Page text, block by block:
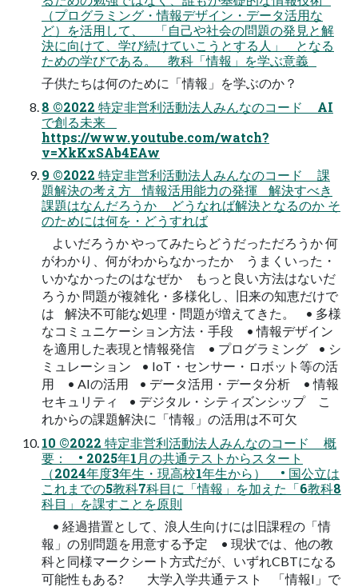
（プログラミング・情報デザイン・データ活用な
ど）を活用して、 「自己や社会の問題の発見と解
決に向けて、学び続けていこうとする人」 となる
ための学びである。 教科「情報」を学ぶ意義
子供たちは何のために「情報」を学ぶのか？
8 ©2022 特定非営利活動法人みんなのコード AI
で創る未来
https://www.youtube.com/watch?
v=XkKxSAb4EAw
9 ©2022 特定非営利活動法人みんなのコード 課
題解決の考え方 情報活用能力の発揮 解決すべき
課題はなんだろうか どうなれば解決となるのか そ
のためには何を・どうすれば
よいだろうか やってみたらどうだっただろうか 何
がわかり、何がわからなかったか うまくいった・
いかなかったのはなぜか もっと良い方法はないだ
ろうか 問題が複雑化・多様化し、旧来の知恵だけで
は 解決不可能な処理・問題が増えてきた。 • 多様
なコミュニケーション方法・手段 • 情報デザイン
を適用した表現と情報発信 • プログラミング • シ
ミュレーション • IoT・センサー・ロボット等の活
用 • AIの活用 • データ活用・データ分析 • 情報
セキュリティ • デジタル・シティズンシップ こ
れからの課題解決に「情報」の活用は不可欠
10 ©2022 特定非営利活動法人みんなのコード 概
要： • 2025年1月の共通テストからスタート
（2024年度3年生・現高校1年生から） • 国公立は
これまでの5教科7科目に「情報」を加えた「6教科8
科目」を課すことを原則
• 経過措置として、浪人生向けには旧課程の「情
報」の別問題を用意する予定 • 現状では、他の教
科と同様マークシート方式だが、いずれCBTになる
可能性もある? 大学入学共通テスト 「情報I」で